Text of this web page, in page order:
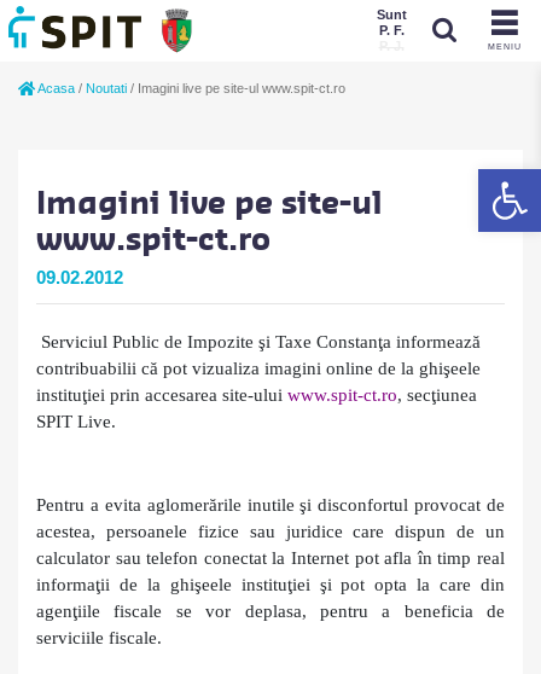
MENIU
Sunt
P. F.
Acasa / Noutati / Imagini live pe site-ul www.spit-ct.ro
Imagini live pe site-ul
www.spit-ct.ro
09.02.2012
Serviciul Public de Impozite şi Taxe Constanţa informează
contribuabilii că pot vizualiza imagini online de la ghişeele
instituţiei prin accesarea site-ului www.spit-ct.ro, secţiunea
SPIT Live.
Pentru a evita aglomerările inutile şi disconfortul provocat de
acestea, persoanele fizice sau juridice care dispun de un
calculator sau telefon conectat la Internet pot afla în timp real
informaţii de la ghişeele instituţiei şi pot opta la care din
agenţiile fiscale se vor deplasa, pentru a beneficia de
serviciile fiscale.